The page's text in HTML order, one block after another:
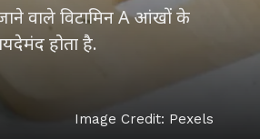
वाले विटामिन A आंखों के
होता है.
Image Credit: Pexels